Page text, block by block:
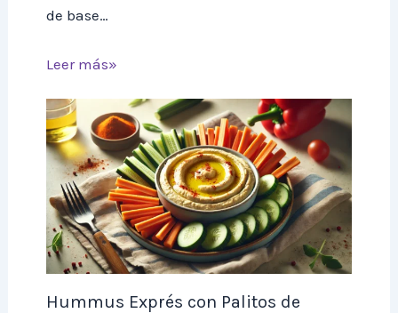
de base…
Leer más»
Hummus Exprés con Palitos de